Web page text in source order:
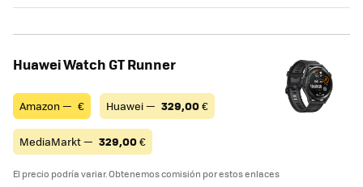
Huawei Watch GT Runner
Amazon — € Huawei — 329,00€
MediaMarkt — 329,00€
El precio podría variar. Obtenemos comisión por estos enlaces